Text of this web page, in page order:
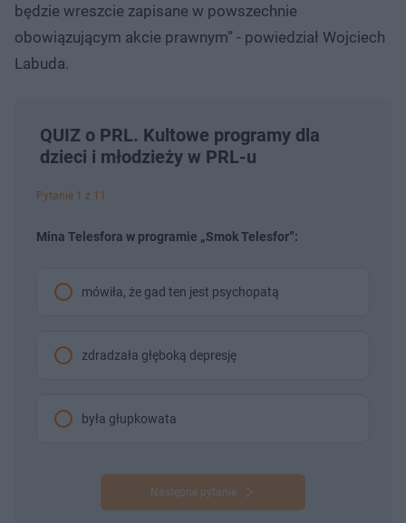
będzie wreszcie zapisane w powszechnie
obowiązującym akcie prawnym” - powiedział Wojciech
Labuda.
QUIZ o PRL. Kultowe programy dla
dzieci i młodzieży w PRL-u
Pytanie 1 z 11
Mina Telesfora w programie „Smok Telesfor”:
mówiła, że gad ten jest psychopatą
zdradzała głęboką depresję
była głupkowata
Następne pytanie